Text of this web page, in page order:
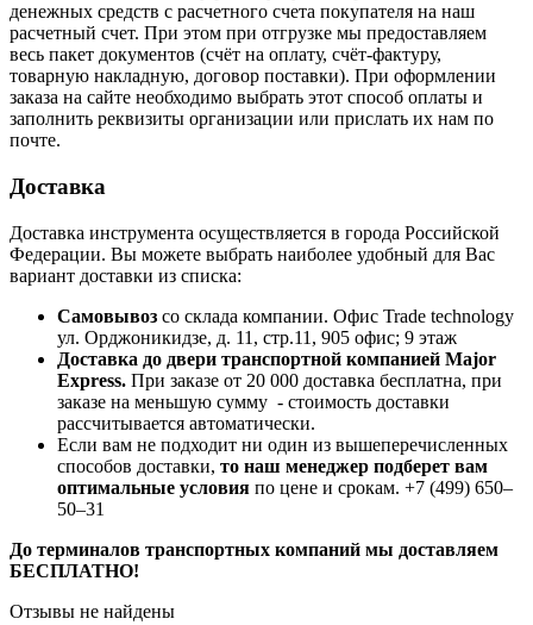
денежных средств с расчетного счета покупателя на наш
расчетный счет. При этом при отгрузке мы предоставляем
весь пакет документов (счёт на оплату, счёт-фактуру,
товарную накладную, договор поставки). При оформлении
заказа на сайте необходимо выбрать этот способ оплаты и
заполнить реквизиты организации или прислать их нам по
почте.
Доставка
Доставка инструмента осуществляется в города Российской
Федерации. Вы можете выбрать наиболее удобный для Вас
вариант доставки из списка:
Самовывоз со склада компании. Офис Trade technology
ул. Орджоникидзе, д. 11, стр.11, 905 офис; 9 этаж
Доставка до двери транспортной компанией Major
Express. При заказе от 20 000 доставка бесплатна, при
заказе на меньшую сумму - стоимость доставки
рассчитывается автоматически.
Если вам не подходит ни один из вышеперечисленных
способов доставки, то наш менеджер подберет вам
оптимальные условия по цене и срокам. +7 (499) 650‒
50‒31
До терминалов транспортных компаний мы доставляем
БЕСПЛАТНО!
Отзывы не найдены